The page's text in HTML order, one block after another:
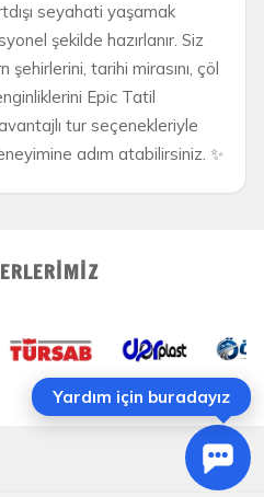
seyahati yaşamak
şekilde hazırlanır. Siz
tarihi mirasını, çöl
Epic Tatil
tur seçenekleriyle
adım atabilirsiniz. ✨
Yardım için buradayız